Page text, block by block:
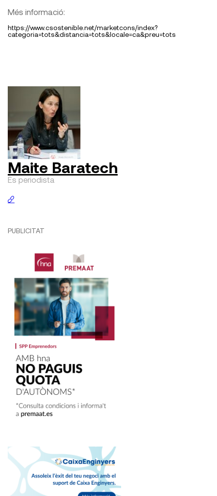
Més informació:
https://www.csostenible.net/marketcons/index?
categoria=tots&distancia=tots&locale=ca&preu=tots
Maite Baratech
És periodista
PUBLICITAT